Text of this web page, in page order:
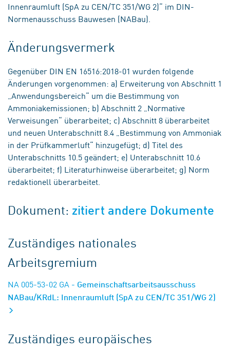
Innenraumluft (SpA zu CEN/TC 351/WG 2)“ im DIN-
Normenausschuss Bauwesen (NABau).
Änderungsvermerk
Gegenüber DIN EN 16516:2018-01 wurden folgende
Änderungen vorgenommen: a) Erweiterung von Abschnitt 1
„Anwendungsbereich“ um die Bestimmung von
Ammoniakemissionen; b) Abschnitt 2 „Normative
Verweisungen“ überarbeitet; c) Abschnitt 8 überarbeitet
und neuen Unterabschnitt 8.4 „Bestimmung von Ammoniak
in der Prüfkammerluft“ hinzugefügt; d) Titel des
Unterabschnitts 10.5 geändert; e) Unterabschnitt 10.6
überarbeitet; f) Literaturhinweise überarbeitet; g) Norm
redaktionell überarbeitet.
Dokument: zitiert andere Dokumente
Zuständiges nationales
Arbeitsgremium
NA 005-53-02 GA - Gemeinschaftsarbeitsausschuss
NABau/KRdL: Innenraumluft (SpA zu CEN/TC 351/WG 2)
Zuständiges europäisches